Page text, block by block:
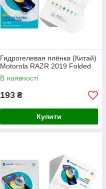
Гидрогелевая плёнка (Китай)
Motorola RAZR 2019 Folded
В наявності
193 ₴
Купити